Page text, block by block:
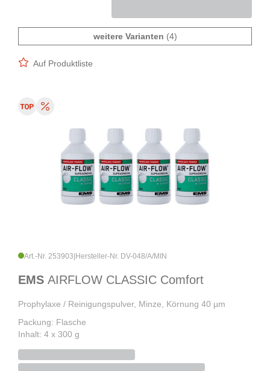
weitere Varianten (4)
Auf Produktliste
Art.-Nr. 253903 Hersteller-Nr. DV-048/A/MIN
EMS AIRFLOW CLASSIC Comfort
Prophylaxe / Reinigungspulver, Minze, Körnung 40 µm
Packung: Flasche
Inhalt: 4 x 300 g